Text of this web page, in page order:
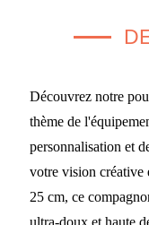
Découvrez notre
thème de
personnalisation et
votre vision créative
25 cm, ce